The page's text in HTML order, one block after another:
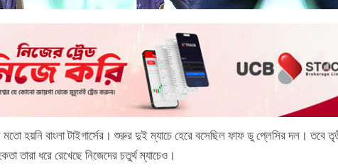
হয়নি বাংলা টাইগার্সের। শুরুর দুই ম্যাচে হেরে বসেছিল ফাফ ডু প্লেসির দল। তবে
তারা ধরে রেখেছে নিজেদের চতুর্থ ম্যাচেও।